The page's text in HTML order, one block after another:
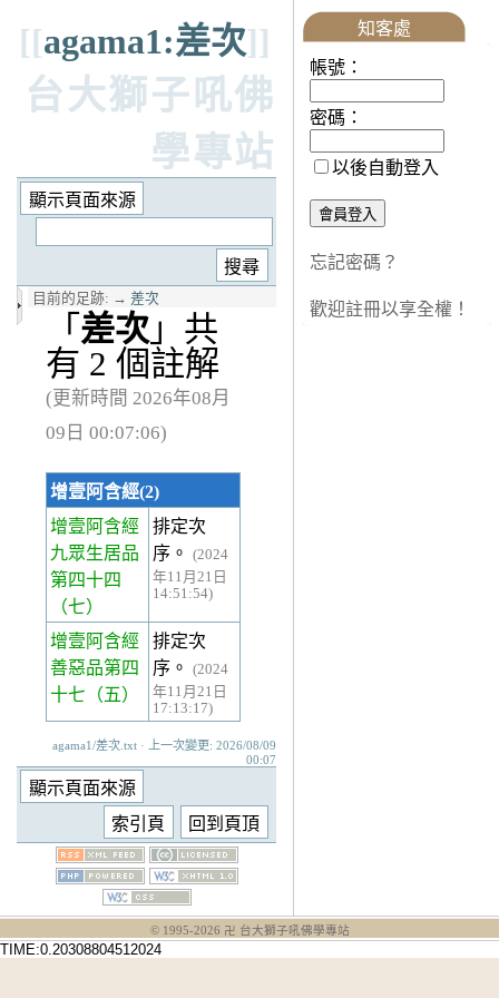
[[agama1:差次]]
台大獅子吼佛
學專站
目前的足跡: → 差次
「 差次 」共
有 2 個註解
(更新時間 2026年08月
09日 00:07:06)
增壹阿含經(2)
增壹阿含經
九眾生居品
第四十四
（七）
排定次
序。
(2024
年11月21日
14:51:54)
增壹阿含經
善惡品第四
十七 （五）
排定次
序。
(2024
年11月21日
17:13:17)
agama1/差次.txt · 上一次變更: 2026/08/09
00:07
知客處
帳號：
密碼：
以後自動登入
忘記密碼？
歡迎註冊以享全權！
© 1995-2026 卍 台大獅子吼佛學專站
TIME:0.20308804512024